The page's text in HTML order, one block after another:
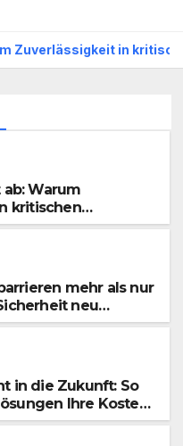
Zuverlässigkeit in
Warum
kritischen
mehr als nur
neu
in die Zukunft: So
Ihre Kosten